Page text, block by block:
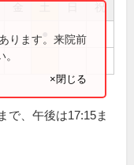
祝
ります。来院前
×閉じる
で、午後は17:15ま